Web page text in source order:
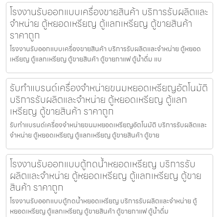
โรงงานรับออกแบบเครื่องขายสินค้า บริการรับผลิตและ
จำหน่าย ตู้หยอดเหรียญ ตู้แลกเหรียญ ตู้ขายสินค้า
ราคาถูก
โรงงานรับออกแบบเครื่องขายสินค้า บริการรับผลิตและจำหน่าย ตู้หยอด
เหรียญ ตู้แลกเหรียญ ตู้ขายสินค้า ตู้ขายกาแฟ ตู้น้ำดื่ม แบ
รับทำแบรนด์เครื่องจำหน่ายขนมหยอดเหรียญ​​อัตโนมัติ
บริการรับผลิตและจำหน่าย ตู้หยอดเหรียญ ตู้แลก
เหรียญ ตู้ขายสินค้า ราคาถูก
รับทำแบรนด์เครื่องจำหน่ายขนมหยอดเหรียญ​​อัตโนมัติ บริการรับผลิตและ
จำหน่าย ตู้หยอดเหรียญ ตู้แลกเหรียญ ตู้ขายสินค้า ตู้ขาย
โรงงานรับออกแบบตู้กดน้ำ​หยอดเหรียญ บริการรับ
ผลิตและจำหน่าย ตู้หยอดเหรียญ ตู้แลกเหรียญ ตู้ขาย
สินค้า ราคาถูก
โรงงานรับออกแบบตู้กดน้ำ​หยอดเหรียญ บริการรับผลิตและจำหน่าย ตู้
หยอดเหรียญ ตู้แลกเหรียญ ตู้ขายสินค้า ตู้ขายกาแฟ ตู้น้ำดื่ม